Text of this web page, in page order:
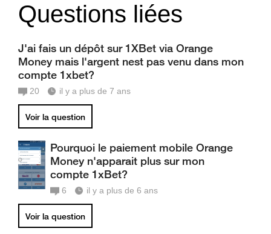
Questions liées
J'ai fais un dépôt sur 1XBet via Orange
Money mais l'argent nest pas venu dans mon
compte 1xbet?
20 il y a plus de 7 ans
Voir la question
Pourquoi le paiement mobile Orange
Money n'apparait plus sur mon
compte 1xBet?
6 il y a plus de 6 ans
Voir la question